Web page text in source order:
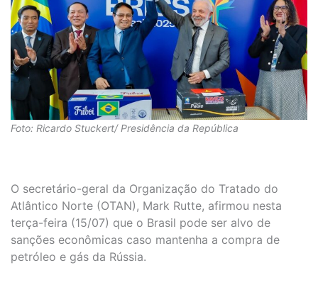
Foto: Ricardo Stuckert/ Presidência da República
O secretário-geral da Organização do Tratado do
Atlântico Norte (OTAN), Mark Rutte, afirmou nesta
terça-feira (15/07) que o Brasil pode ser alvo de
sanções econômicas caso mantenha a compra de
petróleo e gás da Rússia.